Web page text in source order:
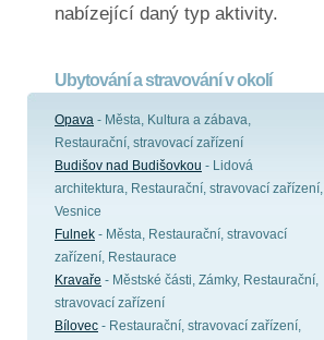
nabízející daný typ aktivity.
Ubytování a stravování v okolí
Opava - Města, Kultura a zábava,
Restaurační, stravovací zařízení
Budišov nad Budišovkou - Lidová
architektura, Restaurační, stravovací zařízení,
Vesnice
Fulnek - Města, Restaurační, stravovací
zařízení, Restaurace
Kravaře - Městské části, Zámky, Restaurační,
stravovací zařízení
Bílovec - Restaurační, stravovací zařízení,